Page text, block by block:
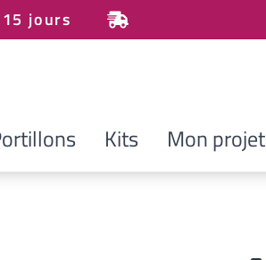
jours
Kits Mon projet